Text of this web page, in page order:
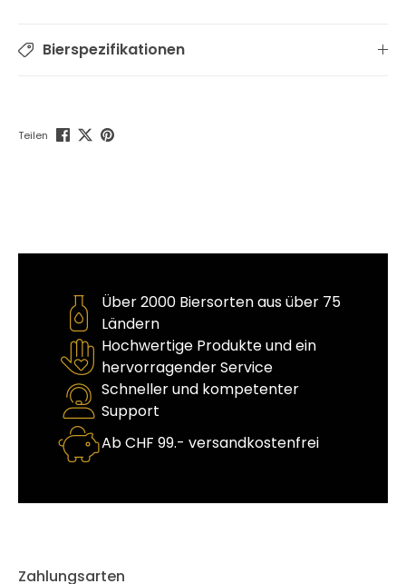
Bierspezifikationen
Teilen
Über 2000 Biersorten aus über 75
Ländern
Hochwertige Produkte und ein
hervorragender Service
Schneller und kompetenter
Support
Ab CHF 99.- versandkostenfrei
Zahlungsarten